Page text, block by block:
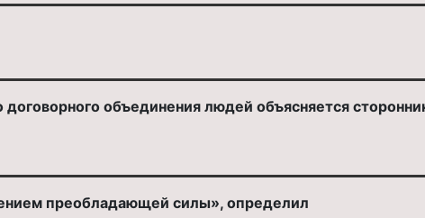
объединения людей объясняется
преобладающей силы», определил